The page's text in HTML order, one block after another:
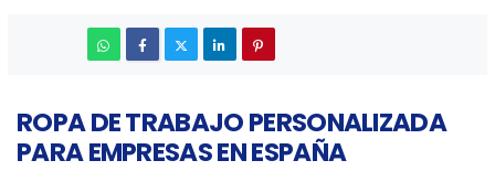
ROPA DE TRABAJO PERSONALIZADA
PARA EMPRESAS EN ESPAÑA